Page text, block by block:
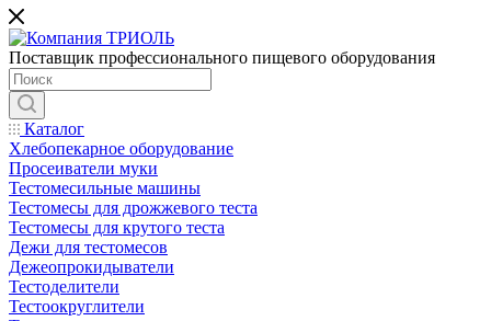
Поставщик профессионального пищевого оборудования
Каталог
Хлебопекарное оборудование
Просеиватели муки
Тестомесильные машины
Тестомесы для дрожжевого теста
Тестомесы для крутого теста
Дежи для тестомесов
Дежеопрокидыватели
Тестоделители
Тестоокруглители